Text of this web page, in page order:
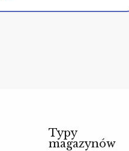
Typy
magazynów